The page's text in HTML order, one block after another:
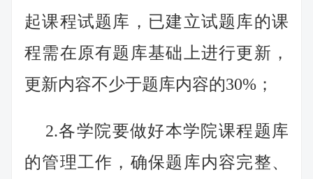
起课程试题库，已建立试题库的课
程需在原有题库基础上进行更新，
更新内容不少于题库内容的30%；
2.各学院要做好本学院课程题库
的管理工作，确保题库内容完整、